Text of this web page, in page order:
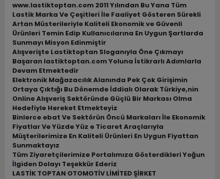
www.lastiktoptan.com 2011 Yılından Bu Yana Tüm
Lastik Marka Ve Çeşitleri İle Faaliyet Gösteren Sürekli
Artan Müsterileriyle Kaliteli Ekonomik ve Güvenli
Ürünleri Temin Edip Kullanıcılarına En Uygun Şartlarda
Sunmayı Misyon Edinmiştir
Alışverişte Lastiktoptan Sloganıyla Öne Çıkmayı
Başaran lastiktoptan.com Yoluna İstikrarlı Adımlarla
Devam Etmektedir
Elektronik Mağazacılık Alanında Pek Çok Girişimin
Ortaya Çıktığı Bu Dönemde İddialı Olarak Türkiye,nin
Online Alışveriş Sektöründe Güçlü Bir Markası Olma
Hedefiyle Hereket Etmekteyiz
Binlerce ebat Ve Sektörün Öncü Markaları İle Ekonomik
Fiyatlar Ve Yüzde Yüz e Ticaret Araçlarıyla
Müşterilerimize En Kaliteli Ürünleri En Uygun Fiyattan
Sunmaktayız
Tüm Ziyaretçilerimize Portalımıza Gösterdikleri Yoğun
İlgiden Dolayı Teşekkür Ederiz
LASTİK TOPTAN OTOMOTİV LİMİTED ŞİRKET